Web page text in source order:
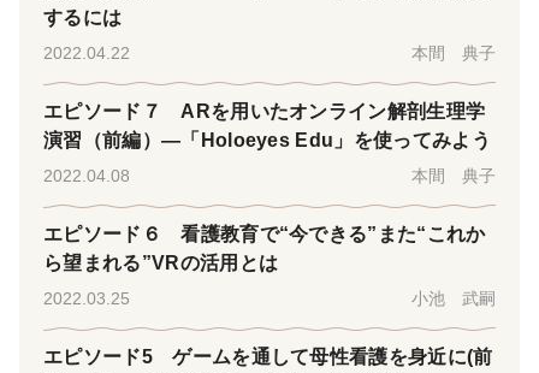
するには
2022.04.22 本間 典子
エピソード７ ARを用いたオンライン解剖生理学
演習（前編）―「Holoeyes Edu」を使ってみよう
2022.04.08 本間 典子
エピソード６ 看護教育で“今できる”また“これか
ら望まれる”VRの活用とは
2022.03.25 小池 武嗣
エピソード5 ゲームを通して母性看護を身近に(前